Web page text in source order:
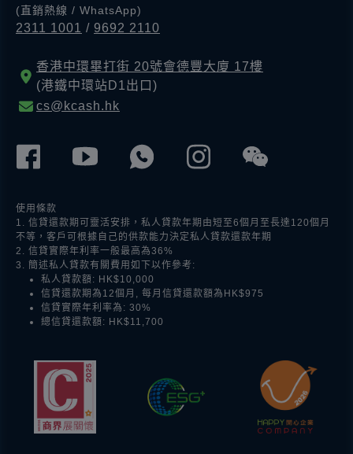
(直銷熱線 / WhatsApp)
2311 1001 / 9692 2110
香港中環畢打街 20號會德豐大廈 17樓
(港鐵中環站D1出口)
cs@kcash.hk
使用條款
1. 信貸還款期可靈活安排，私人貸款年期由短至6個月至長達120個月
不等，客戶可根據自己的供款能力決定私人貸款還款年期
2. 信貸實際年利率一般最高為36%
3. 簡述私人貸款有關費用如下以作參考:
私人貸款額: HK$10,000
信貸還款期為12個月, 每月信貸還款額為HK$975
信貸實際年利率為: 30%
總信貸還款額: HK$11,700